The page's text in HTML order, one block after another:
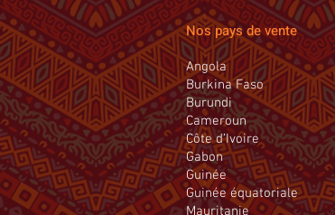
Nos pays de vente
Angola
Burkina Faso
Burundi
Cameroun
Côte d’Ivoire
Gabon
Guinée
Guinée équatoriale
Mauritanie